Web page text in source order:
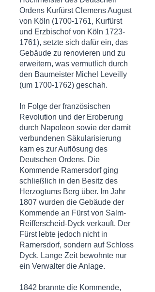
Ordens Kurfürst Clemens August
von Köln (1700-1761, Kurfürst
und Erzbischof von Köln 1723-
1761), setzte sich dafür ein, das
Gebäude zu renovieren und zu
erweitern, was vermutlich durch
den Baumeister Michel Leveilly
(um 1700-1762) geschah.
In Folge der französischen
Revolution und der Eroberung
durch Napoleon sowie der damit
verbundenen Säkularisierung
kam es zur Auflösung des
Deutschen Ordens. Die
Kommende Ramersdorf ging
schließlich in den Besitz des
Herzogtums Berg über. Im Jahr
1807 wurden die Gebäude der
Kommende an Fürst von Salm-
Reifferscheid-Dyck verkauft. Der
Fürst lebte jedoch nicht in
Ramersdorf, sondern auf Schloss
Dyck. Lange Zeit bewohnte nur
ein Verwalter die Anlage.
1842 brannte die Kommende,